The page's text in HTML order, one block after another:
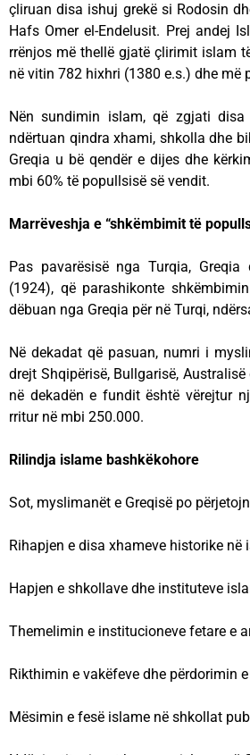
çliruan disa ishuj grekë si Rodosin
Hafs Omer el-Endelusit. Prej andej
rrënjos më thellë gjatë çlirimit islam
në vitin 782 hixhri (1380 e.s.) dhe më
Nën sundimin islam, që zgjati
ndërtuan qindra xhami, shkolla dhe
Greqia u bë qendër e dijes dhe
mbi 60% të popullsisë së vendit.
Marrëveshja e “shkëmbimit të
Pas pavarësisë nga Turqia,
(1924), që parashikonte
dëbuan nga Greqia për në Turqi,
Në dekadat që pasuan, numri i
drejt Shqipërisë, Bullgarisë,
në dekadën e fundit është vërejtur
rritur në mbi 250.000.
Rilindja islame bashkëkohore
Sot, myslimanët e Greqisë po
Rihapjen e disa xhameve historike në
Hapjen e shkollave dhe instituteve
Themelimin e institucioneve fetare e
Rikthimin e vakëfeve dhe përdorimin
Mësimin e fesë islame në shkollat